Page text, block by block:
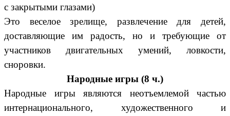
с закрытыми глазами)
Это веселое зрелище, развлечение для детей,
доставляющие им радость, но и требующие от
участников двигательных умений, ловкости,
сноровки.
Народные игры (8 ч.)
Народные игры являются неотъемлемой частью
интернационального, художественного и